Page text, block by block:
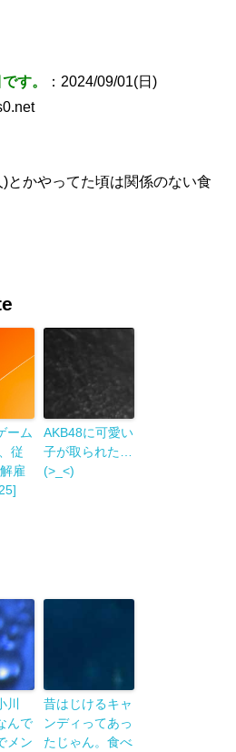
す。
：2024/09/01(日)
とかやってた頃は関係のない食
ーム
従
雇
AKB48に可愛い
子が取られた…
(>_<)
川
んで
メン
昔はじけるキャ
ンディってあっ
たじゃん。食べ